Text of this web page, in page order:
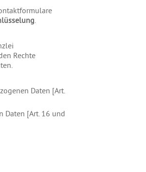
Rechte
Daten [Art.
Daten [Art. 16 und